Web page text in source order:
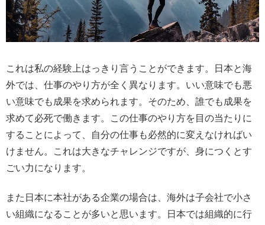
これは私の経験上はっきり言うことができます。日本と海
外では、仕事のやり方が全く異なります。いい意味でも悪
い意味でも成果を求められます。そのため、誰でも成果を
求めて必死で働きます。この仕事のやり方を目の当たりに
することによって、自分の仕事も必然的に変えなければい
けません。これは大きなチャレンジですが、身につくとす
ごい力になります。
また日本に本社がある企業の場合は、海外は子会社で小さ
い組織になることが多いと思います。日本では組織的に行